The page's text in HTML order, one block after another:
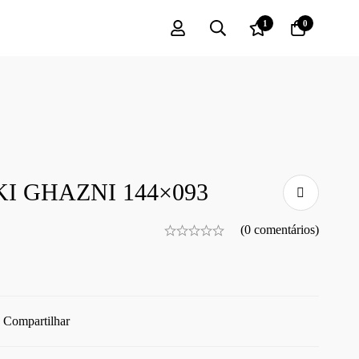
1 0
GHAZNI 144×093
(0 comentários)
Compartilhar